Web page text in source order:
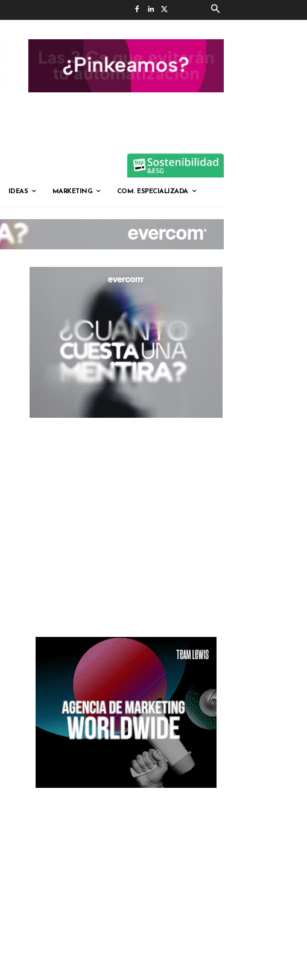
IDEAS MARKETING COM. ESPECIALIZADA